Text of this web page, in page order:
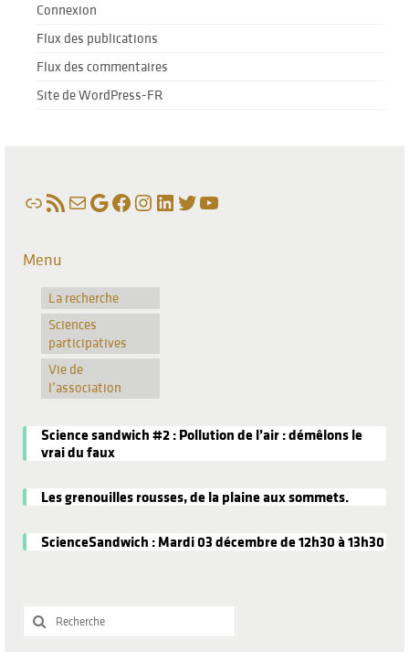
Connexion
Flux des publications
Flux des commentaires
Site de WordPress-FR
LienFlux RSSE-mailGoogle
Facebook
Instagram
LinkedIn
Twitter
YouTube
Menu
La recherche
Sciences
participatives
Vie de
l’association
Science sandwich #2 : Pollution de l’air : démêlons le
vrai du faux
Les grenouilles rousses, de la plaine aux sommets.
ScienceSandwich : Mardi 03 décembre de 12h30 à 13h30
Rechercher